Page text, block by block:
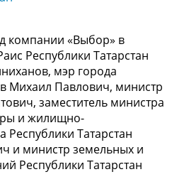
компании «Выбор» в
Республики Татарстан
мэр города
Михаил Павлович, министр
заместитель министра
и жилищно-
Республики Татарстан
и министр земельных и
Республики Татарстан